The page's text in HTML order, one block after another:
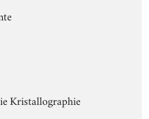
Kristallographie